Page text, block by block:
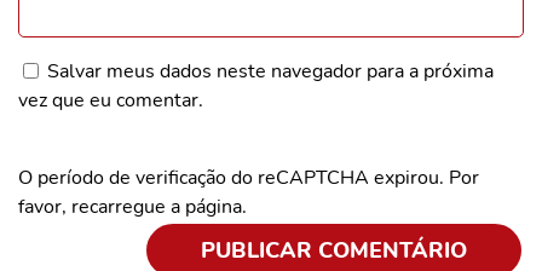
Salvar meus dados neste navegador para a próxima
vez que eu comentar.
O período de verificação do reCAPTCHA expirou. Por
favor, recarregue a página.